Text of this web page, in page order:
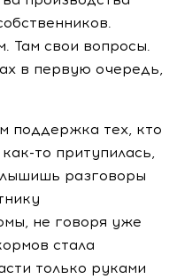
Там свои вопросы.
в первую очередь,
поддержка тех, кто
то притупилась,
разговоры
не говоря уже
стала
только руками